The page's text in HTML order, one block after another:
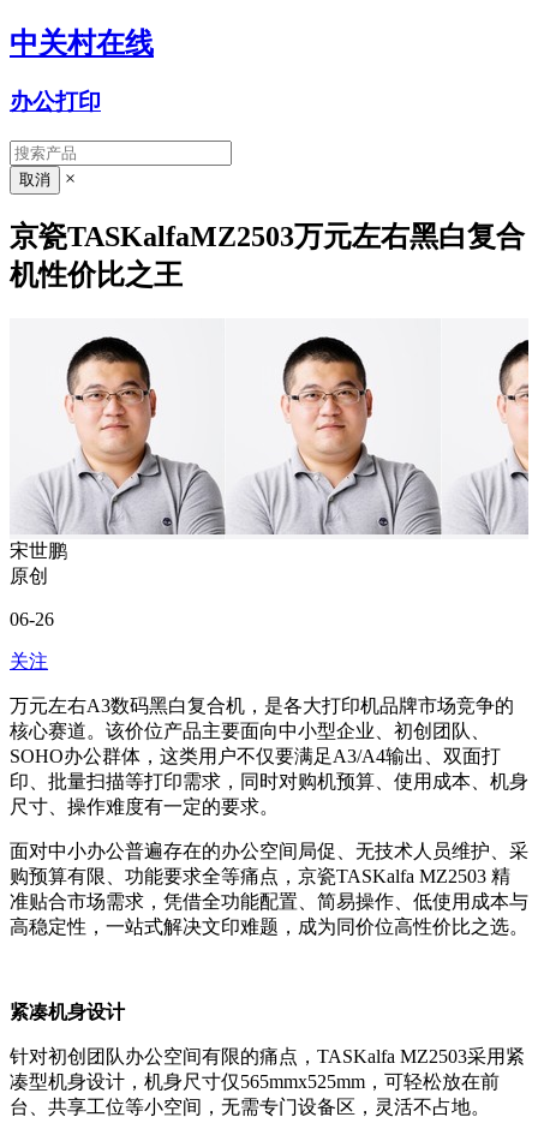
中关村在线
办公打印
×
京瓷TASKalfaMZ2503万元左右黑白复合
机性价比之王
宋世鹏
原创
06-26
关注
万元左右A3数码黑白复合机，是各大打印机品牌市场竞争的
核心赛道。该价位产品主要面向中小型企业、初创团队、
SOHO办公群体，这类用户不仅要满足A3/A4输出、双面打
印、批量扫描等打印需求，同时对购机预算、使用成本、机身
尺寸、操作难度有一定的要求。
面对中小办公普遍存在的办公空间局促、无技术人员维护、采
购预算有限、功能要求全等痛点，京瓷TASKalfa MZ2503 精
准贴合市场需求，凭借全功能配置、简易操作、低使用成本与
高稳定性，一站式解决文印难题，成为同价位高性价比之选。
紧凑机身设计
针对初创团队办公空间有限的痛点，TASKalfa MZ2503采用紧
凑型机身设计，机身尺寸仅565mmx525mm，可轻松放在前
台、共享工位等小空间，无需专门设备区，灵活不占地。